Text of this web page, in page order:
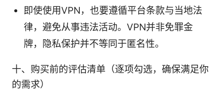
即使使用VPN，也要遵循平台条款与当地法
律，避免从事违法活动。VPN并非免罪金
牌，隐私保护并不等同于匿名性。
十、购买前的评估清单（逐项勾选，确保满足你
的需求）